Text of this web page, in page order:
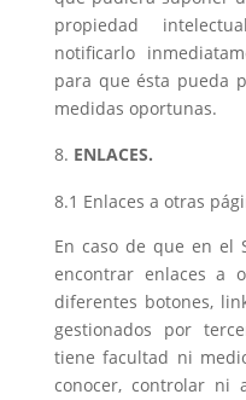
propiedad
notificarlo
para que ésta pueda
medidas oportunas.
ENLACES.
8.1 Enlaces a otras
En caso de que en el
encontrar enlaces a
diferentes botones,
gestionados por
tiene facultad ni
conocer, controlar ni